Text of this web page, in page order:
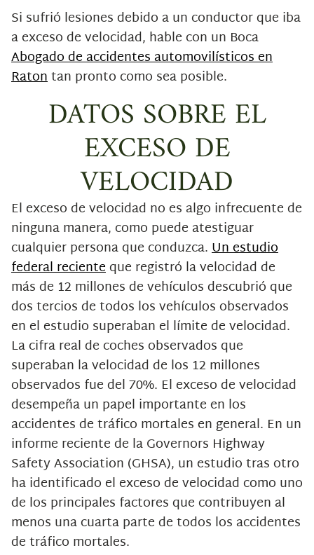
Si sufrió lesiones debido a un conductor que iba
a exceso de velocidad, hable con un Boca
Abogado de accidentes automovilísticos en
Ratontan pronto como sea posible.
DATOS SOBRE EL
EXCESO DE
VELOCIDAD
El exceso de velocidad no es algo infrecuente de
ninguna manera, como puede atestiguar
cualquier persona que conduzca.Un estudio
federal recienteque registró la velocidad de
más de 12 millones de vehículos descubrió que
dos tercios de todos los vehículos observados
en el estudio superaban el límite de velocidad.
La cifra real de coches observados que
superaban la velocidad de los 12 millones
observados fue del 70%. El exceso de velocidad
desempeña un papel importante en los
accidentes de tráfico mortales en general. En un
informe reciente de la Governors Highway
Safety Association (GHSA), un estudio tras otro
ha identificado el exceso de velocidad como uno
de los principales factores que contribuyen al
menos una cuarta parte de todos los accidentes
de tráfico mortales.